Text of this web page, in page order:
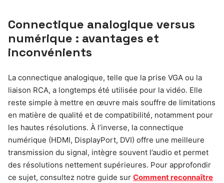
Connectique analogique versus
numérique : avantages et
inconvénients
La connectique analogique, telle que la prise VGA ou la
liaison RCA, a longtemps été utilisée pour la vidéo. Elle
reste simple à mettre en œuvre mais souffre de limitations
en matière de qualité et de compatibilité, notamment pour
les hautes résolutions. À l’inverse, la connectique
numérique (HDMI, DisplayPort, DVI) offre une meilleure
transmission du signal, intègre souvent l’audio et permet
des résolutions nettement supérieures. Pour approfondir
ce sujet, consultez notre guide sur Comment reconnaître